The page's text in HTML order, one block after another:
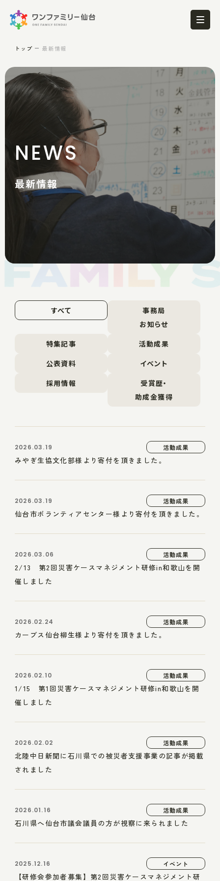
トップ 最新情報
NEWS
最新情報
すべて
事務局
お知らせ
特集記事
活動成果
公表資料
イベント
採用情報
受賞歴・
助成金獲得
2026.03.19 活動成果
みやぎ生協文化部様より寄付を頂きました。
2026.03.19 活動成果
仙台市ボランティアセンター様より寄付を頂きました。
2026.03.06 活動成果
2/13 第2回災害ケースマネジメント研修in和歌山を開
催しました
2026.02.24 活動成果
カーブス仙台柳生様より寄付を頂きました。
2026.02.10 活動成果
1/15 第1回災害ケースマネジメント研修in和歌山を開
催しました
2026.02.02 活動成果
北陸中日新聞に石川県での被災者支援事業の記事が掲載
されました
2026.01.16 活動成果
石川県へ仙台市議会議員の方が視察に来られました
2025.12.16 イベント
【研修会参加者募集】第2回災害ケースマネジメント研